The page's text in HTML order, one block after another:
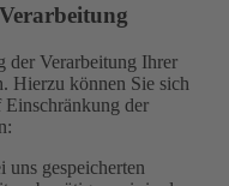
der Verarbeitung Ihrer
Hierzu können Sie sich
Einschränkung der
gespeicherten